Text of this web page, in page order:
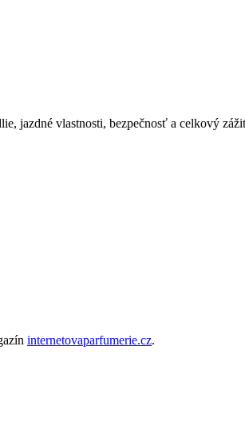
jazdné vlastnosti, bezpečnosť a celkový
internetovaparfumerie.cz.